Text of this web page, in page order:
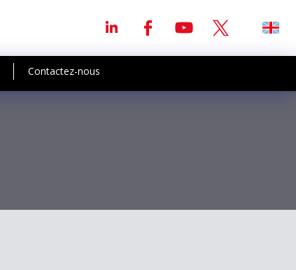
Contactez-nous